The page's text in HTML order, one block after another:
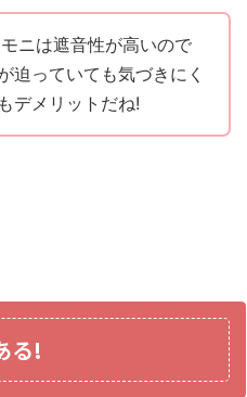
ニは遮音性が高いので
迫っていても気づきにく
デメリットだね!
る!